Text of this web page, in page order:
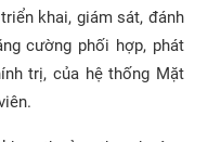
khai, giám sát, đánh
cường phối hợp, phát
trị, của hệ thống Mặt